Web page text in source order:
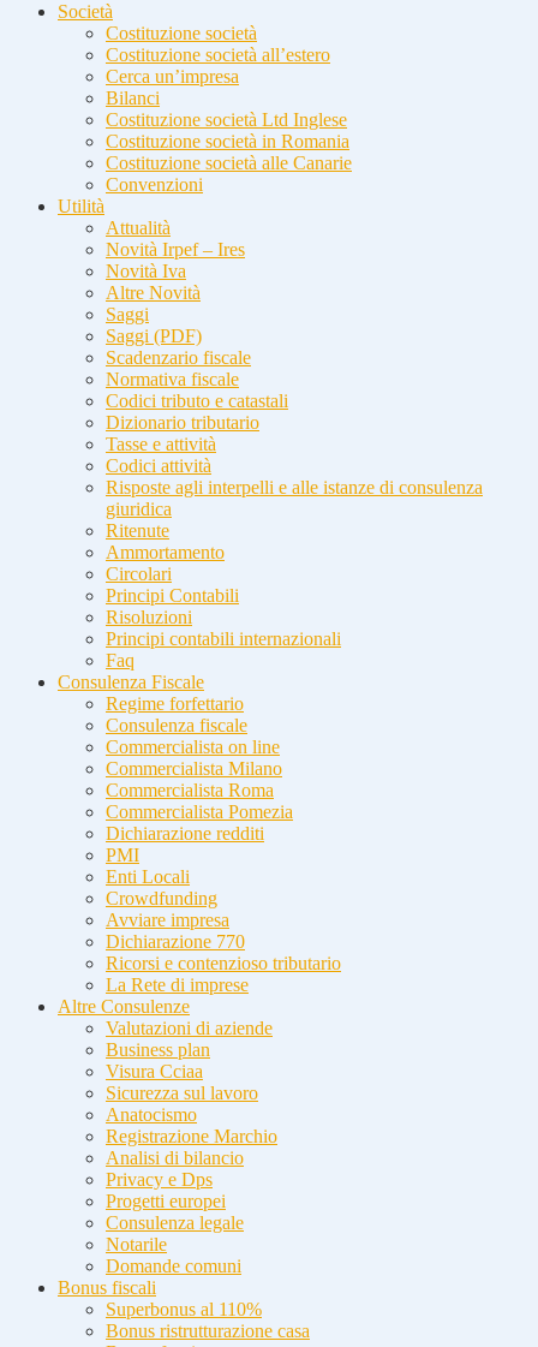
Società
Costituzione società
Costituzione società all’estero
Cerca un’impresa
Bilanci
Costituzione società Ltd Inglese
Costituzione società in Romania
Costituzione società alle Canarie
Convenzioni
Utilità
Attualità
Novità Irpef – Ires
Novità Iva
Altre Novità
Saggi
Saggi (PDF)
Scadenzario fiscale
Normativa fiscale
Codici tributo e catastali
Dizionario tributario
Tasse e attività
Codici attività
Risposte agli interpelli e alle istanze di consulenza
giuridica
Ritenute
Ammortamento
Circolari
Principi Contabili
Risoluzioni
Principi contabili internazionali
Faq
Consulenza Fiscale
Regime forfettario
Consulenza fiscale
Commercialista on line
Commercialista Milano
Commercialista Roma
Commercialista Pomezia
Dichiarazione redditi
PMI
Enti Locali
Crowdfunding
Avviare impresa
Dichiarazione 770
Ricorsi e contenzioso tributario
La Rete di imprese
Altre Consulenze
Valutazioni di aziende
Business plan
Visura Cciaa
Sicurezza sul lavoro
Anatocismo
Registrazione Marchio
Analisi di bilancio
Privacy e Dps
Progetti europei
Consulenza legale
Notarile
Domande comuni
Bonus fiscali
Superbonus al 110%
Bonus ristrutturazione casa